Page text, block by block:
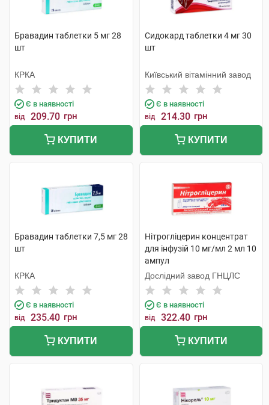
Бравадин таблетки 5 мг 28
шт
КРКА
Є в наявності
від 209.70 грн
КУПИТИ
Сидокард таблетки 4 мг 30
шт
Київський вітамінний завод
Є в наявності
від 214.30 грн
КУПИТИ
Бравадин таблетки 7,5 мг 28
шт
КРКА
Є в наявності
від 235.40 грн
КУПИТИ
Нітрогліцерин концентрат
для інфузій 10 мг/мл 2 мл 10
ампул
Дослідний завод ГНЦЛС
Є в наявності
від 322.40 грн
КУПИТИ